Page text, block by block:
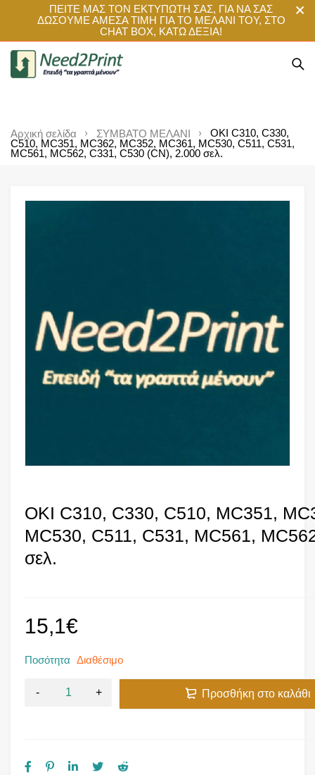
ΠΕΙΤΕ ΜΑΣ ΤΟΝ ΕΚΤΥΠΩΤΗ ΣΑΣ, ΓΙΑ ΝΑ ΣΑΣ
ΔΩΣΟΥΜΕ ΑΜΕΣΑ ΤΙΜΗ ΓΙΑ ΤΟ ΜΕΛΑΝΙ ΤΟΥ, ΣΤΟ
CHAT BOX, ΚΑΤΩ ΔΕΞΙΑ!
Αρχική σελίδα ΣΥΜΒΑΤΟ ΜΕΛΑΝΙ
OKI C310, C330,
C510, MC351, MC362, MC352, MC361, MC530, C511, C531,
MC561, MC562, C331, C530 (CN), 2.000 σελ.
OKI C310, C330, C510, MC351,
MC530, C511, C531, MC561,
σελ.
15,1€
Ποσότητα Διαθέσιμο
Προσθήκη στο καλάθι